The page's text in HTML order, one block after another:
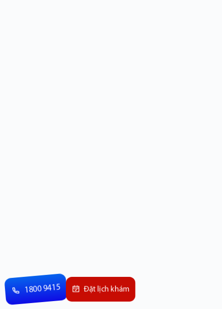
1800 9415 Đặt lịch khám